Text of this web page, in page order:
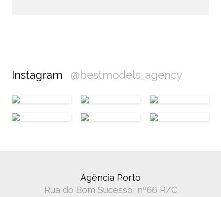
Instagram @bestmodels_agency
Agência Porto
Rua do Bom Sucesso, nº66 R/C